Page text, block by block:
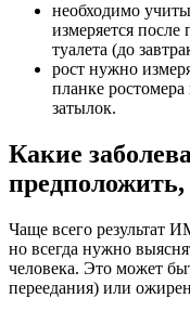
необходимо
измеряется
туалета (до
рост нужно
планке
затылок.
Какие
Чаще всего результат
но всегда нужно
человека. Это может
переедания) или